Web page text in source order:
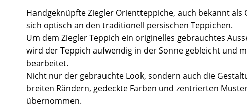
Handgeknüpfte Ziegler Orientteppiche, auch bekannt als
sich optisch an den traditionell persischen Teppichen.
Um dem Ziegler Teppich ein originelles gebrauchtes
wird der Teppich aufwendig in der Sonne gebleicht und
bearbeitet.
Nicht nur der gebrauchte Look, sondern auch die
breiten Rändern, gedeckte Farben und zentrierten
übernommen.